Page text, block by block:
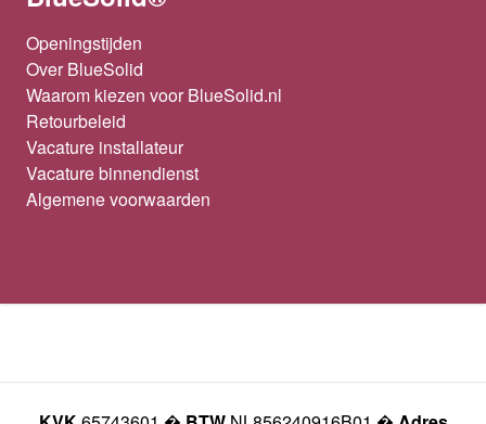
Openingstijden
Over BlueSolid
Waarom kiezen voor BlueSolid.nl
Retourbeleid
Vacature installateur
Vacature binnendienst
Algemene voorwaarden